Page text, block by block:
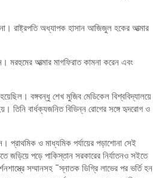
রাষ্ট্রপতি অধ্যাপক হাসান আজিজুল হকের আত্মার
মরহুমের আত্মার মাগফিরাত কামনা করেন এবং
বঙ্গবন্ধু শেখ মুজিব মেডিকেল বিশ্ববিদ্যালয়ে
তিনি বার্ধক্যজনিত বিভিন্ন রোগের সঙ্গে হৃদরোগ ও
প্রাথমিক ও মাধ্যমিক পর্যায়ের পড়াশোনা সেই
জড়িয়ে পড়ে পাকিস্তান সরকারের নির্যাতনও সইতে
সম্মানসহ ¯স্নাতক ডিগ্রি লাভের পর ভর্তি হন